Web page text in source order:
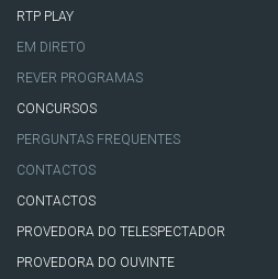
RTP PLAY
EM DIRETO
REVER PROGRAMAS
CONCURSOS
PERGUNTAS FREQUENTES
CONTACTOS
CONTACTOS
PROVEDORA DO TELESPECTADOR
PROVEDORA DO OUVINTE